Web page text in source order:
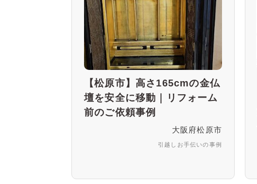
【松原市】高さ165cmの金仏
壇を安全に移動｜リフォーム
前のご依頼事例
大阪府松原市
引越しお手伝いの事例